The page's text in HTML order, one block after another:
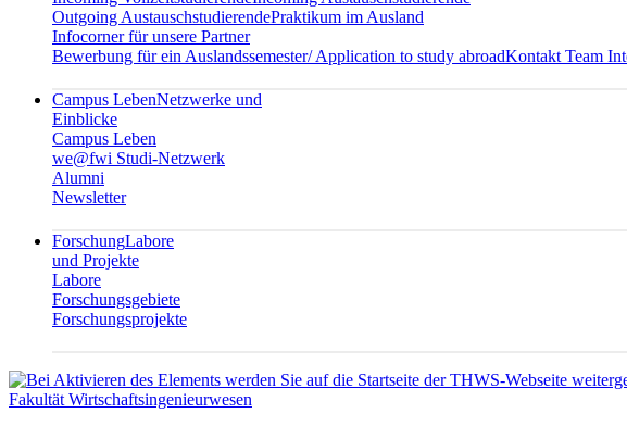
Outgoing AustauschstudierendePraktikum im Ausland
Infocorner für unsere Partner
Bewerbung für ein Auslandssemester/ Application to study abroadKontakt Team
Campus LebenNetzwerke und
Einblicke
Campus Leben
we@fwi Studi-Netzwerk
Alumni
Newsletter
ForschungLabore
und Projekte
Labore
Forschungsgebiete
Forschungsprojekte
Fakultät Wirtschaftsingenieurwesen